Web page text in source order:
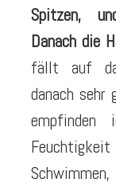
Spitzen,
Danach die
fällt auf
danach sehr